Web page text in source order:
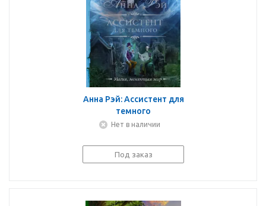
Анна Рэй: Ассистент для
темного
Нет в наличии
Под заказ